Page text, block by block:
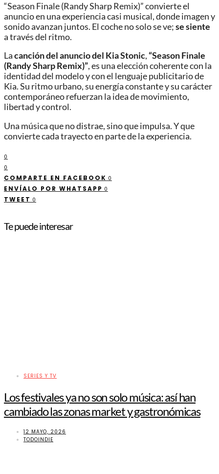
“Season Finale (Randy Sharp Remix)” convierte el
anuncio en una experiencia casi musical, donde imagen y
sonido avanzan juntos. El coche no solo se ve;se siente
a través del ritmo.
Lacanción del anuncio del Kia Stonic, “Season Finale
(Randy Sharp Remix)”, es una elección coherente con la
identidad del modelo y con el lenguaje publicitario de
Kia. Su ritmo urbano, su energía constante y su carácter
contemporáneo refuerzan la idea de movimiento,
libertad y control.
Una música que no distrae, sino que impulsa. Y que
convierte cada trayecto en parte de la experiencia.
0
0
COMPARTE EN FACEBOOK 0
ENVÍALO POR WHATSAPP 0
TWEET 0
Te puede interesar
SERIES Y TV
Los festivales ya no son solo música: así han
cambiado las zonas market y gastronómicas
12 MAYO, 2026
TODOINDIE